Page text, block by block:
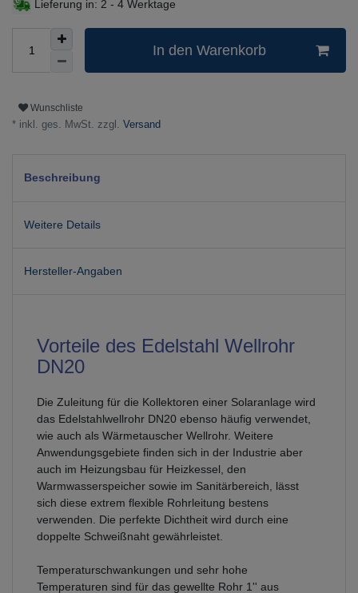
Lieferung in: 2 - 4 Werktage
In den Warenkorb
Wunschliste
* inkl. ges. MwSt. zzgl. Versand
Beschreibung
Weitere Details
Hersteller-Angaben
Vorteile des Edelstahl Wellrohr
DN20
Die Zuleitung für die Kollektoren einer Solaranlage wird
das Edelstahlwellrohr DN20 ebenso häufig verwendet,
wie auch als Wärmetauscher Wellrohr. Weitere
Anwendungsgebiete finden sich in der Industrie aber
auch im Heizungsbau für Heizkessel, den
Warmwasserspeicher sowie im Sanitärbereich, lässt
sich diese extrem flexible Rohrleitung bestens
verwenden. Die perfekte Dichtheit wird durch eine
doppelte Schweißnaht gewährleistet.
Temperaturschwankungen und sehr hohe
Temperaturen sind für das gewellte Rohr 1'' aus